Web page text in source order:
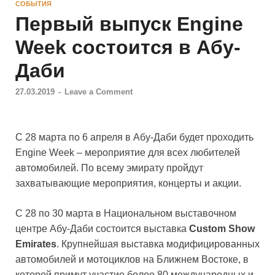
СОБЫТИЯ
Первый выпуск Engine
Week состоится в Абу-
Даби
27.03.2019 - Leave a Comment
С 28 марта по 6 апреля в Абу-Даби будет проходить
Engine Week – мероприятие для всех любителей
автомобилей. По всему эмирату пройдут
захватывающие мероприятия, концерты и акции.
С 28 по 30 марта в Национальном выставочном
центре Абу-Даби состоится выставка Custom Show
Emirates. Крупнейшая выставка модифицированных
автомобилей и мотоциклов на Ближнем Востоке, в